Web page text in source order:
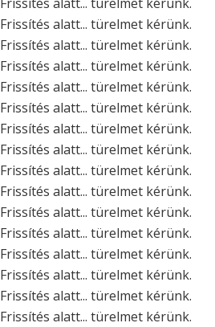
Frissítés alatt... türelmet kérünk.
Frissítés alatt... türelmet kérünk.
Frissítés alatt... türelmet kérünk.
Frissítés alatt... türelmet kérünk.
Frissítés alatt... türelmet kérünk.
Frissítés alatt... türelmet kérünk.
Frissítés alatt... türelmet kérünk.
Frissítés alatt... türelmet kérünk.
Frissítés alatt... türelmet kérünk.
Frissítés alatt... türelmet kérünk.
Frissítés alatt... türelmet kérünk.
Frissítés alatt... türelmet kérünk.
Frissítés alatt... türelmet kérünk.
Frissítés alatt... türelmet kérünk.
Frissítés alatt... türelmet kérünk.